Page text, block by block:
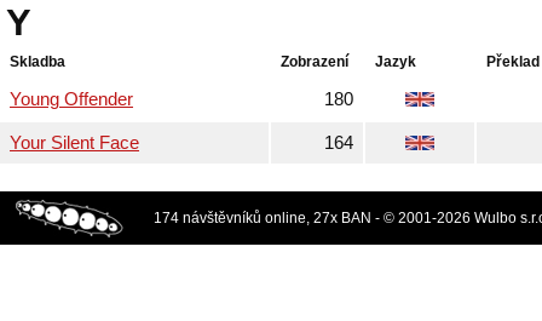
Y
Skladba Zobrazení Jazyk Překlad
Young Offender 180
Your Silent Face 164
174 návštěvníků online, 27x BAN - © 2001-2026 Wulbo